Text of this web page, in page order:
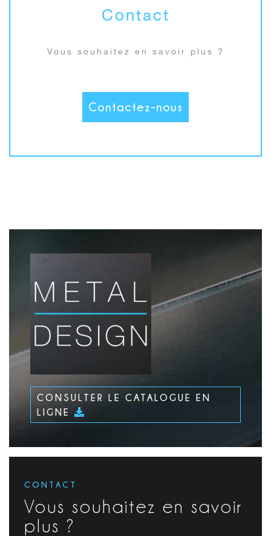
Contact
Vous souhaitez en savoir plus ?
Contactez-nous
CONSULTER LE CATALOGUE EN
LIGNE
CONTACT
Vous souhaitez en savoir
plus ?